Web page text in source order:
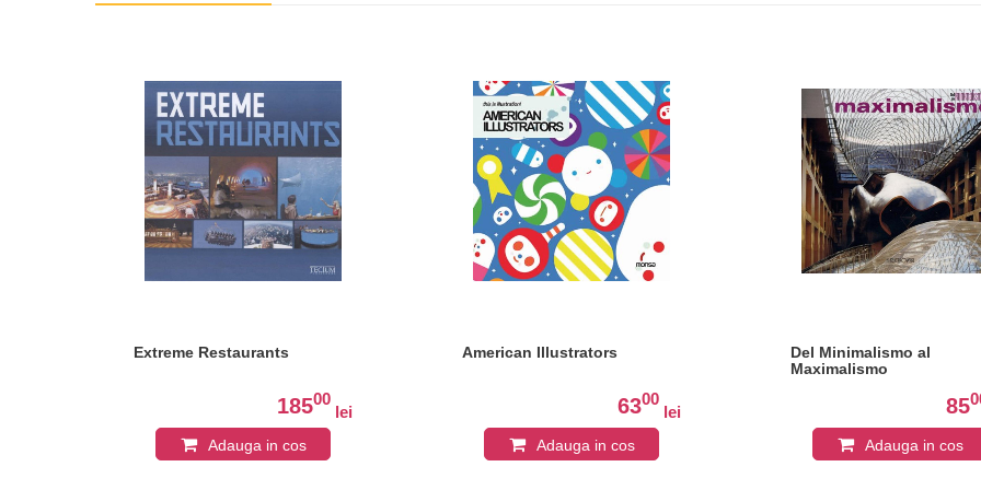
Extreme Restaurants
18500
lei
Adauga in cos
American Illustrators
6300
lei
Adauga in cos
Del Minimalismo al
Maximalismo
85
Adauga in cos